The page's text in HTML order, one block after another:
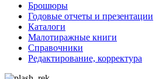
Брошюры
Годовые отчеты и презентации
Каталоги
Малотиражные книги
Справочники
Редактирование, корректура